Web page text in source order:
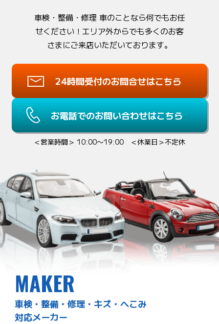
車検・整備・修理 車のことなら何でもお任
せください！ エリア外からでも多くのお客
さまにご来店いただいております。
24時間受付のお問合せはこちら
お電話でのお問い合わせはこちら
＜営業時間＞ 10:00〜19:00 ＜休業日＞不定休
MAKER
車検・整備・修理・キズ・へこみ
対応メーカー